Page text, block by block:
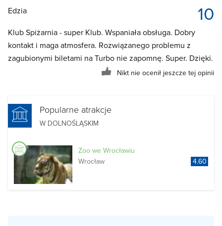
10
Edzia
Klub Spiżarnia - super Klub. Wspaniała obsługa. Dobry
kontakt i maga atmosfera. Rozwiązanego problemu z
zagubionymi biletami na Turbo nie zapomnę. Super. Dzięki.
Nikt nie ocenił jeszcze tej opinii
Popularne atrakcje
W DOLNOŚLĄSKIM
Zoo we Wrocławiu
Wrocław
4.60